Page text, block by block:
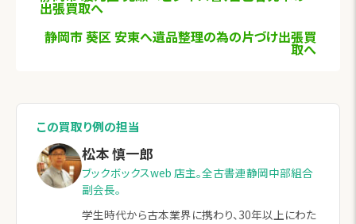
出張買取へ
静岡市 葵区 安東へ遺品整理の為の片づけ出張買
取へ
この買取り例の担当
松本 慎一郎
ブックボックスweb 店主。全古書連静岡中部組合
副会長。
学生時代から古本業界に携わり、30年以上にわた